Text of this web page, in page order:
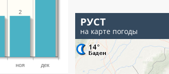
ноя дек
2
РУСТ
на карте погоды